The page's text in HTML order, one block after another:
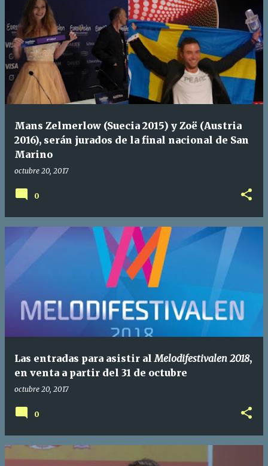
Mans Zelmerlow (Suecia 2015) y Zoë (Austria
2016), serán jurados de la final nacional de San
Marino
octubre 20, 2017
0
Las entradas para asistir alMelodifestivalen 2018,
en venta a partir del 31 de octubre
octubre 20, 2017
0